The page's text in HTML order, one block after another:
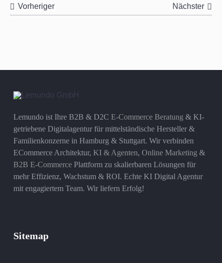
Vorheriger Nächster
Lemundo ist Ihre B2B & D2C E-Commerce Beratung & KI-
getriebene Digitalagentur für mittelständische Hersteller &
Familienkonzerne in Hamburg & Stuttgart. Wir verbinden
ECommerce Architektur, KI & Agenten, Online Marketing &
B2B E-CommercePlattform zu skalierbaren Lösungen für
mehr Effizienz, Wachstum & ROI. Echte KI Digital Agentur
mit engagiertem Team. Wir liefern Erfolg!
Sitemap